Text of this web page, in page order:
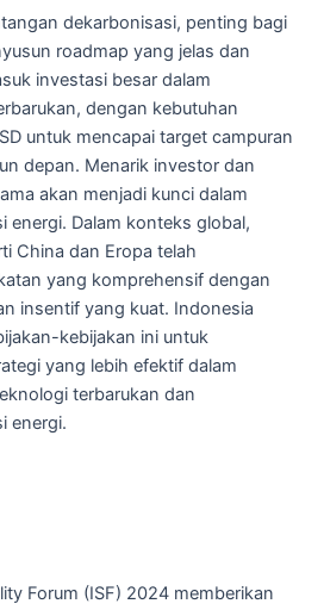
dekarbonisasi, penting bagi
roadmap yang jelas dan
investasi besar dalam
dengan kebutuhan
untuk mencapai target campuran
depan. Menarik investor dan
akan menjadi kunci dalam
energi. Dalam konteks global,
China dan Eropa telah
yang komprehensif dengan
insentif yang kuat. Indonesia
kebijakan ini untuk
yang lebih efektif dalam
terbarukan dan
energi.
Forum (ISF) 2024 memberikan